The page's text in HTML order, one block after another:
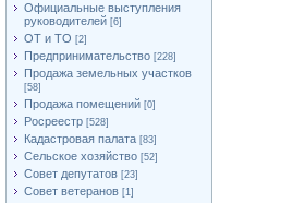
Официальные выступления
руководителей [6]
ОТ и ТО [2]
Предпринимательство [228]
Продажа земельных участков
[58]
Продажа помещений [0]
Росреестр [528]
Кадастровая палата [83]
Сельское хозяйство [52]
Совет депутатов [23]
Совет ветеранов [1]